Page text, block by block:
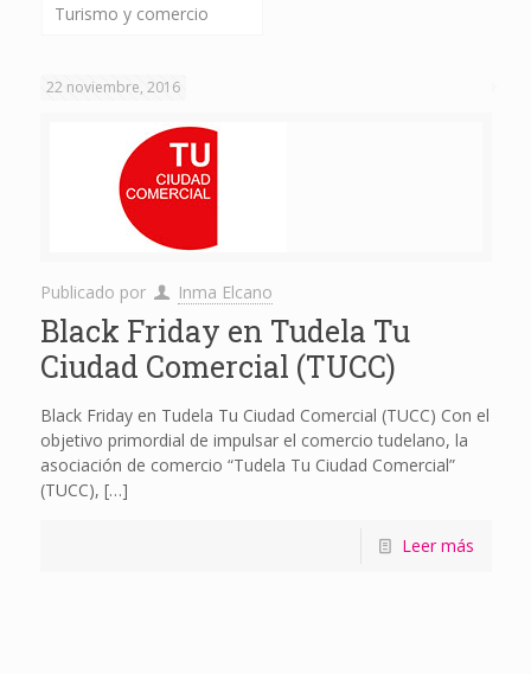
Turismo y comercio
22 noviembre, 2016
Publicado por Inma Elcano
Black Friday en Tudela Tu
Ciudad Comercial (TUCC)
Black Friday en Tudela Tu Ciudad Comercial (TUCC) Con el
objetivo primordial de impulsar el comercio tudelano, la
asociación de comercio “Tudela Tu Ciudad Comercial”
(TUCC), […]
Leer más